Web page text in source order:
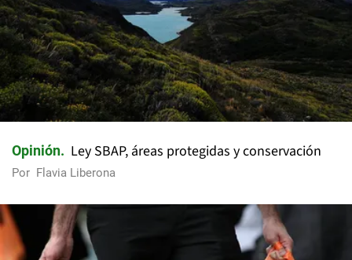
Opinión Ley SBAP, áreas protegidas y conservación
Por Flavia Liberona